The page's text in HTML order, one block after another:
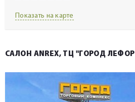
Показать на карте
САЛОН ANREX, ТЦ "ГОРОД